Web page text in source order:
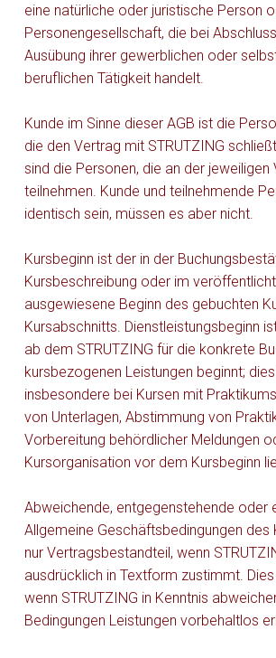
eine natürliche oder juristische Person
Personengesellschaft, die bei
Ausübung ihrer gewerblichen oder
beruflichen Tätigkeit handelt.
Kunde im Sinne dieser AGB ist die
die den Vertrag mit STRUTZING
sind die Personen, die an der jeweiligen
teilnehmen. Kunde und teilnehmende
identisch sein, müssen es aber nicht.
Kursbeginn ist der in der
Kursbeschreibung oder im
ausgewiesene Beginn des gebuchten
Kursabschnitts. Dienstleistungsbeginn
ab dem STRUTZING für die konkrete
kursbezogenen Leistungen beginnt;
insbesondere bei Kursen mit
von Unterlagen, Abstimmung von
Vorbereitung behördlicher Meldungen
Kursorganisation vor dem Kursbeginn
Abweichende, entgegenstehende oder
Allgemeine Geschäftsbedingungen des
nur Vertragsbestandteil, wenn
ausdrücklich in Textform zustimmt.
wenn STRUTZING in Kenntnis
Bedingungen Leistungen vorbehaltlos